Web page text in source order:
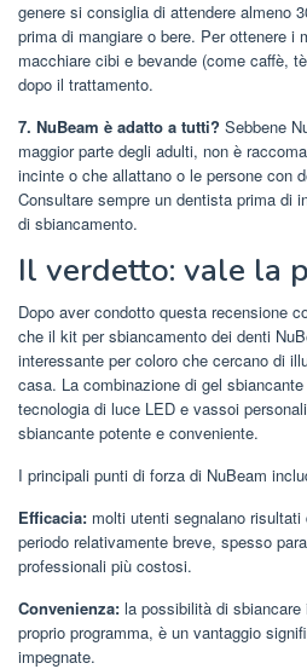
genere si consiglia di attendere almeno
prima di mangiare o bere. Per ottenere i
macchiare cibi e bevande (come caffè,
dopo il trattamento.
7. NuBeam è adatto a tutti? Sebbene
maggior parte degli adulti, non è
incinte o che allattano o le persone con
Consultare sempre un dentista prima di
di sbiancamento.
Il verdetto: vale la
Dopo aver condotto questa recensione
che il kit per sbiancamento dei denti
interessante per coloro che cercano di
casa. La combinazione di gel
tecnologia di luce LED e vassoi
sbiancante potente e conveniente.
I principali punti di forza di NuBeam
Efficacia: molti utenti segnalano
periodo relativamente breve, spesso
professionali più costosi.
Convenienza: la possibilità di
proprio programma, è un vantaggio
impegnate.